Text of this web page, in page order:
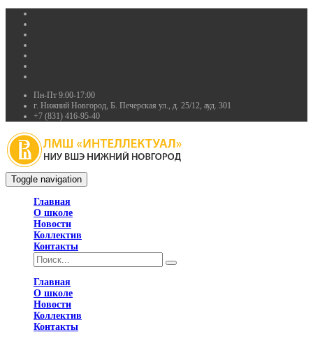
Пн-Пт 9:00-17:00
г. Нижний Новгород, Б. Печерская ул., д. 25/12, ауд. 301
+7 (831) 416-95-40
Toggle navigation
Главная
О школе
Новости
Коллектив
Контакты
Главная
О школе
Новости
Коллектив
Контакты